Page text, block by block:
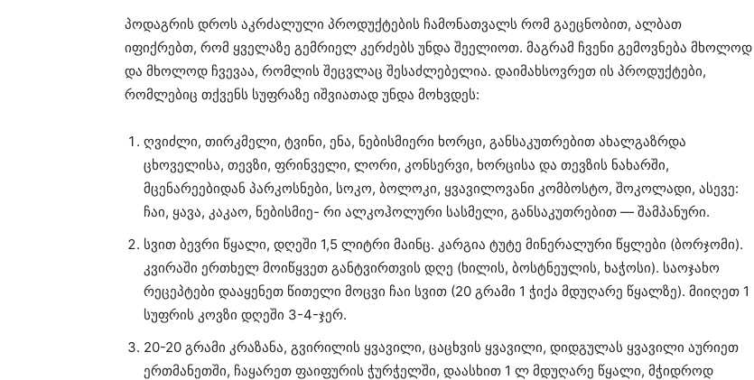
პოდაგრის დროს აკრძალული პროდუქტების ჩამონათვალს რომ გაეცნობით, ალბათ
იფიქრებთ, რომ ყველაზე გემრიელ კერძებს უნდა შეელიოთ. მაგრამ ჩვენი გემოვნება მხოლოდ
და მხოლოდ ჩვევაა, რომლის შეცვლაც შესაძლებელია. დაიმახსოვრეთ ის პროდუქტები,
რომლებიც თქვენს სუფრაზე იშვიათად უნდა მოხვდეს:
ღვიძლი, თირკმელი, ტვინი, ენა, ნებისმიერი ხორცი, განსაკუთრებით ახალგაზრდა
ცხოველისა, თევზი, ფრინველი, ლორი, კონსერვი, ხორცისა და თევზის ნახარში,
მცენარეებიდან პარკოსნები, სოკო, ბოლოკი, ყვავილოვანი კომბოსტო, შოკოლადი, ასევე:
ჩაი, ყავა, კაკაო, ნებისმიე- რი ალკოჰოლური სასმელი, განსაკუთრებით — შამპანური.
სვით ბევრი წყალი, დღეში 1,5 ლიტრი მაინც. კარგია ტუტე მინერალური წყლები (ბორჯომი).
კვირაში ერთხელ მოიწყვეთ განტვირთვის დღე (ხილის, ბოსტნეულის, ხაჭოსი). საოჯახო
რეცეპტები დააყენეთ წითელი მოცვი ჩაი სვით (20 გრამი 1 ჭიქა მდუღარე წყალზე). მიიღეთ 1
სუფრის კოვზი დღეში 3-4-ჯერ.
20-20 გრამი კრაზანა, გვირილის ყვავილი, ცაცხვის ყვავილი, დიდგულას ყვავილი აურიეთ
ერთმანეთში, ჩაყარეთ ფაიფურის ჭურჭელში, დაასხით 1 ლ მდუღარე წყალი, მჭიდროდ